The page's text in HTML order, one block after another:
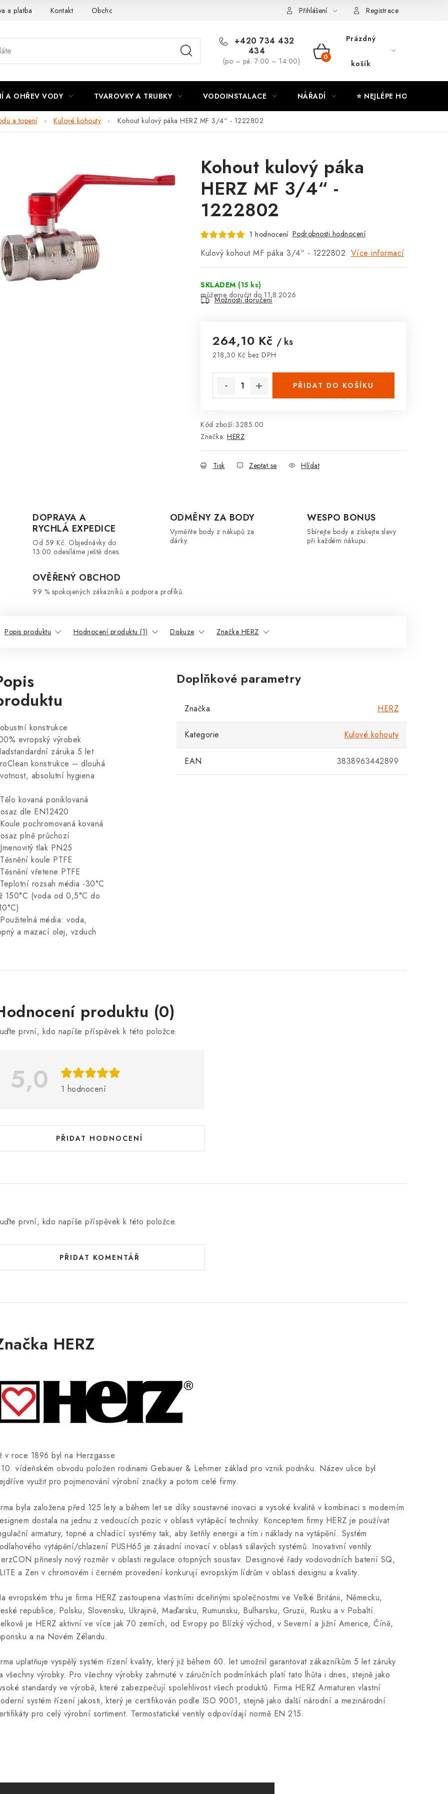
a platba Kontakt Obchodní podmínky Moje objednávka
Přihlášení Registrace
+420 734 432
434
(po – pá: 7:00 – 14:00)
NÁKUPNÍ
Prázdný
košík
A OHŘEV VODY TVAROVKY A TRUBKY VODOINSTALACE NÁŘADÍ ⭐ NEJLÉPE HODNOCENÉ
a topení Kulové kohouty Kohout kulový páka HERZ MF 3/4“ - 1222802
Kohout kulový páka
HERZ MF 3/4“ -
1222802
1 hodnocení Podrobnosti hodnocení
Kulový kohout MF páka 3/4“ - 1222802 Více informací
SKLADEM (15 ks)
11.8.2026
Možnosti doručení
264,10 Kč / ks
218,30 Kč bez DPH
PŘIDAT DO KOŠÍKU
Kód zboží: 3285.00
Značka: HERZ
Tisk Zeptat se Hlídat
DOPRAVA A
RYCHLÁ EXPEDICE
Od 59 Kč. Objednávky do
13:00 odesíláme ještě dnes.
ODMĚNY ZA BODY
Vyměňte body z nákupů za
dárky.
WESPO BONUS
Sbírejte body a získejte slevy
při každém nákupu.
OVĚŘENÝ OBCHOD
99 % spokojených zákazníků a podpora profíků.
Popis produktu Hodnocení produktu (1) Diskuze Značka HERZ
konstrukce
evropský výrobek
záruka 5 let
konstrukce – dlouhá
absolutní hygiena
kovaná poniklovaná
dle EN12420
pochromovaná kovaná
plně průchozí
tlak PN25
koule PTFE
vřetene PTFE
rozsah média -30°C
150°C (voda od 0,5°C do
média: voda,
a mazací olej, vzduch
Doplňkové parametry
Značka HERZ
Kategorie Kulové kohouty
EAN 3838963442899
produktu (0)
první, kdo napíše příspěvek k této položce.
5,0 1 hodnocení
PŘIDAT HODNOCENÍ
první, kdo napíše příspěvek k této položce.
PŘIDAT KOMENTÁŘ
HERZ
v roce 1896 byl na Herzgasse
vídeňském obvodu položen rodinami Gebauer & Lehrner základ pro vznik podniku. Název ulice byl
využit pro pojmenování výrobní značky a potom celé firmy.
byla založena před 125 lety a během let se díky soustavné inovaci a vysoké kvalitě v kombinaci s moderním
dostala na jednu z vedoucích pozic v oblasti vytápěcí techniky. Konceptem firmy HERZ je používat
armatury, topné a chladící systémy tak, aby šetřily energii a tím i náklady na vytápění. Systém
vytápění/chlazení PUSH65 je zásadní inovací v oblasti sálavých systémů. Inovativní ventily
přinesly nový rozměr v oblasti regulace otopných soustav. Designové řady vodovodních baterií SQ,
a Zen v chromovém i černém provedení konkurují evropským lídrům v oblasti designu a kvality.
evropském trhu je firma HERZ zastoupena vlastními dceřinými společnostmi ve Velké Británii, Německu,
republice, Polsku, Slovensku, Ukrajině, Maďarsku, Rumunsku, Bulharsku, Gruzii, Rusku a v Pobaltí.
je HERZ aktivní ve více jak 70 zemích, od Evropy po Blízký východ, v Severní a Jižní Americe, Číně,
a na Novém Zélandu.
uplatňuje vyspělý systém řízení kvality, který již během 60. let umožnil garantovat zákazníkům 5 let záruky
všechny výrobky. Pro všechny výrobky zahrnuté v záručních podmínkách platí tato lhůta i dnes, stejně jako
standardy ve výrobě, které zabezpečují spolehlivost všech produktů. Firma HERZ Armaturen vlastní
systém řízení jakosti, který je certifikován podle ISO 9001, stejně jako další národní a mezinárodní
pro celý výrobní sortiment. Termostatické ventily odpovídají normě EN 215.